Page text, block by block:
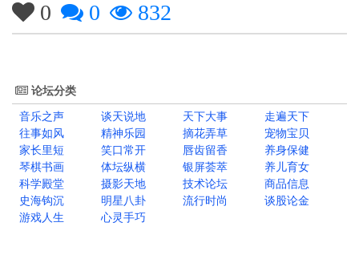
0 0 832
论坛分类
音乐之声
谈天说地 天下大事
走遍天下
往事如风
精神乐园 摘花弄草
宠物宝贝
家长里短
笑口常开 唇齿留香
养身保健
琴棋书画
体坛纵横 银屏荟萃
养儿育女
科学殿堂
摄影天地 技术论坛
商品信息
史海钩沉
明星八卦 流行时尚
谈股论金
游戏人生
心灵手巧